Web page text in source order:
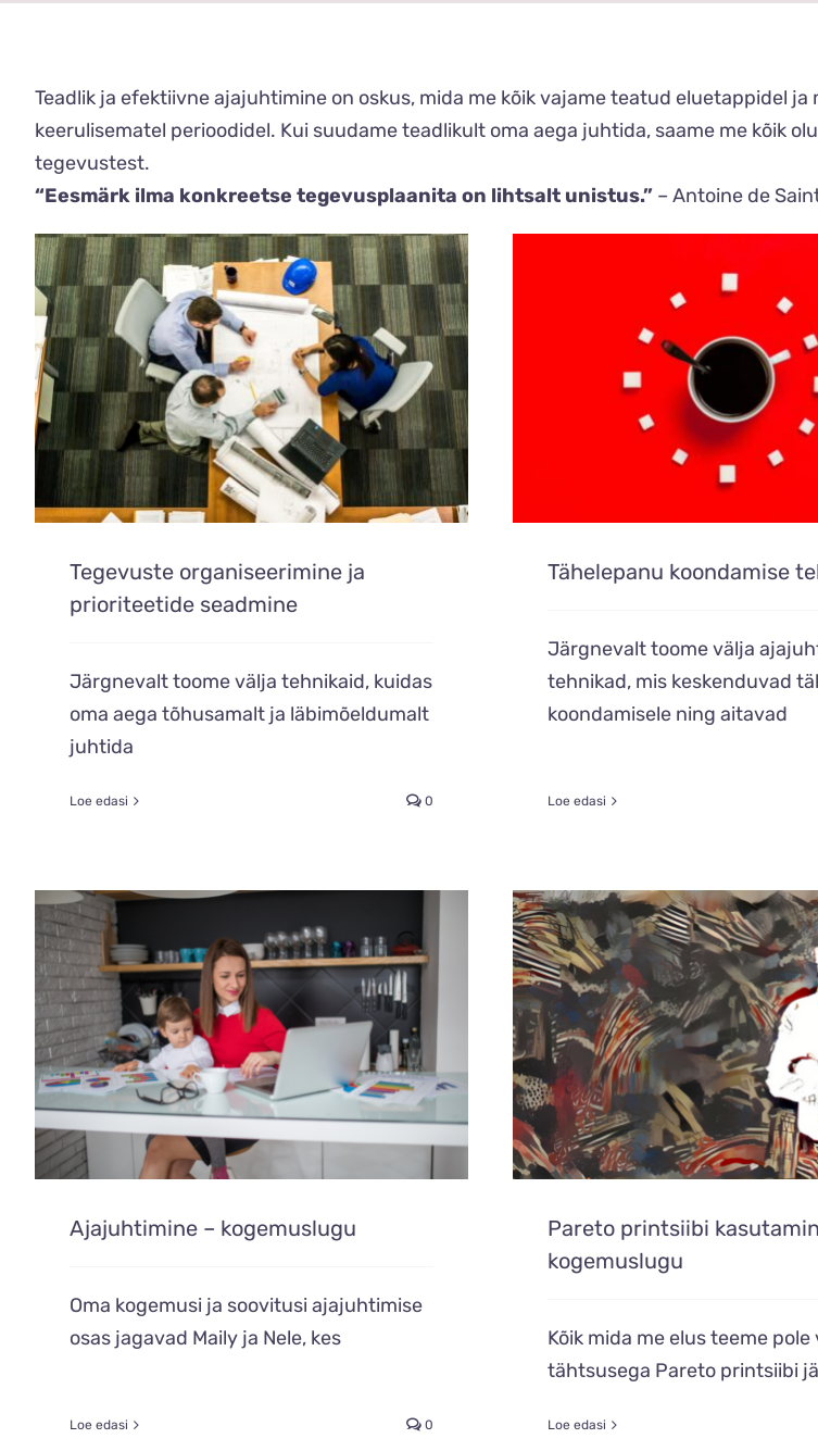
Teadlik ja efektiivne ajajuhtimine on oskus, mida me kõik vajame teatud eluetappidel
keerulisematel perioodidel. Kui suudame teadlikult oma aega juhtida, saame me kõik
tegevustest.
“Eesmärk ilma konkreetse tegevusplaanita on lihtsalt unistus.”– Antoine de
Tegevuste organiseerimine ja
prioriteetide seadmine
Järgnevalt toome välja tehnikaid, kuidas
oma aega tõhusamalt ja läbimõeldumalt
juhtida
Loe edasi 0
Tähelepanu koondamise
Järgnevalt toome välja
tehnikad, mis keskenduvad
koondamisele ning aitavad
Loe edasi
Ajajuhtimine – kogemuslugu
Oma kogemusi ja soovitusi ajajuhtimise
osas jagavad Maily ja Nele, kes
Loe edasi 0
Pareto printsiibi
kogemuslugu
Kõik mida me elus teeme pole
tähtsusega Pareto printsiibi
Loe edasi